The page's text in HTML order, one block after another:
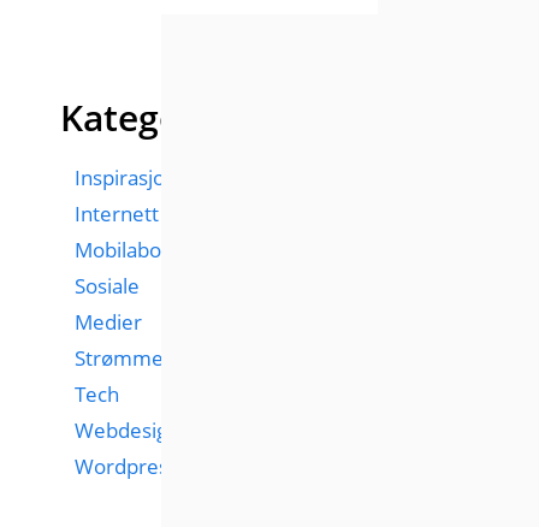
Kategorier
Inspirasjon
Internett
Mobilabonnementer
Sosiale
Medier
Strømmetjenester
Tech
Webdesign
Wordpress